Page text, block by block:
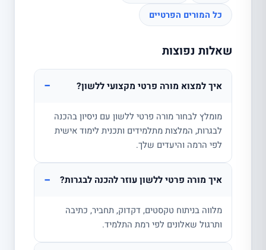
כל המורים הפרטיים
שאלות נפוצות
איך למצוא מורה פרטי מקצועי ללשון? −
מומלץ לבחור מורה פרטי ללשון עם ניסיון בהכנה
לבגרות, המלצות מתלמידים ותכנית לימוד אישית
לפי הרמה והיעדים שלך.
איך מורה פרטי ללשון עוזר להכנה לבגרות? −
מלווה בניתוח טקסטים, דקדוק, תחביר, כתיבה
ותרגול שאלונים לפי רמת התלמיד.